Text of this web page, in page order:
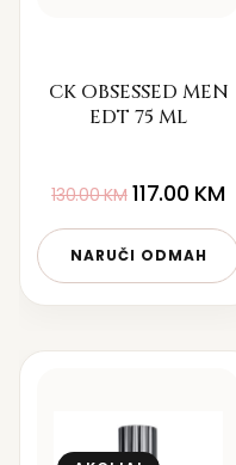
CK OBSESSED MEN
EDT 75 ML
130.00KM 117.00 KM
NARUČI ODMAH